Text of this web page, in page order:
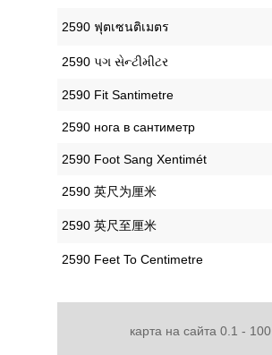
‎2590 ฟุตเซนติเมตร
‎2590 પગ સેન્ટીમીટર
‎2590 Fit Santimetre
‎2590 нога в сантиметр
‎2590 Foot Sang Xentimét
‎2590 英尺为厘米
‎2590 英尺至厘米
‎2590 Feet To Centimetre
карта на сайта 0.1 - 100